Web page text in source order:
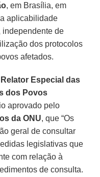
, em Brasília, em
aplicabilidade
independente de
dos protocolos
afetados.
Relator Especial das
dos Povos
aprovado pelo
da ONU, que “Os
geral de consultar
legislativas que
com relação à
de consulta.